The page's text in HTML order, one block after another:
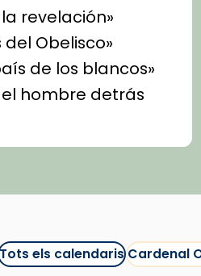
revelación»
del Obelisco»
de los blancos»
el hombre detrás
detectives»
i prepara una
itual
Tots els calendarisCardenal